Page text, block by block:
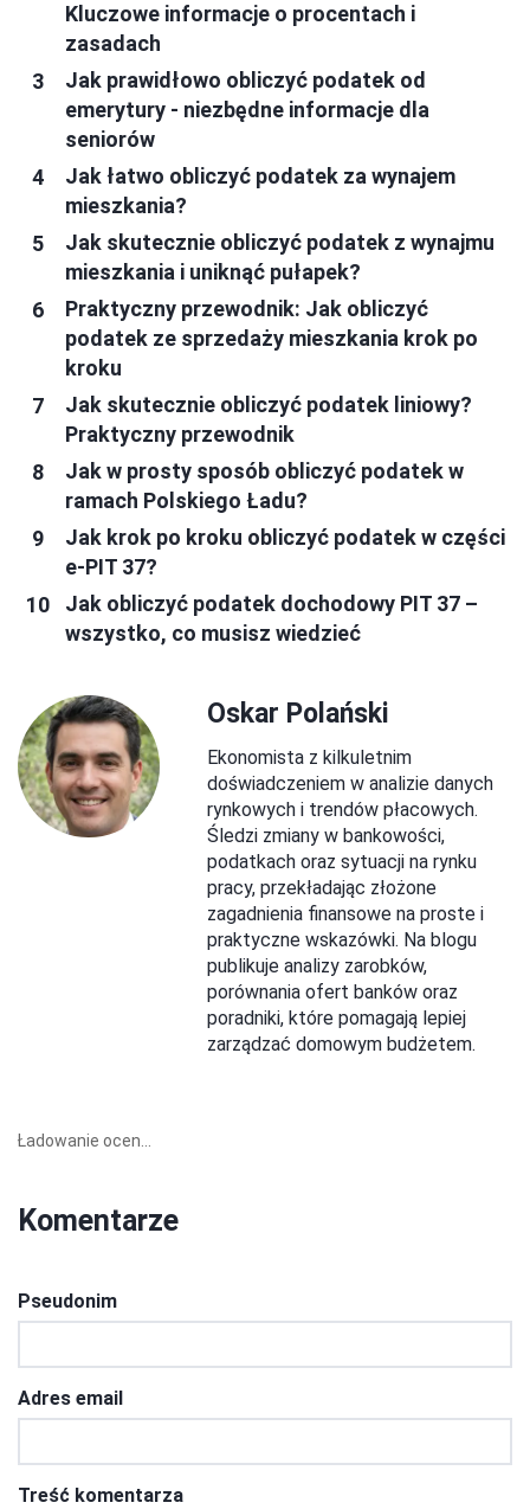
Kluczowe informacje o procentach i
zasadach
Jak prawidłowo obliczyć podatek od
emerytury - niezbędne informacje dla
seniorów
Jak łatwo obliczyć podatek za wynajem
mieszkania?
Jak skutecznie obliczyć podatek z wynajmu
mieszkania i uniknąć pułapek?
Praktyczny przewodnik: Jak obliczyć
podatek ze sprzedaży mieszkania krok po
kroku
Jak skutecznie obliczyć podatek liniowy?
Praktyczny przewodnik
Jak w prosty sposób obliczyć podatek w
ramach Polskiego Ładu?
Jak krok po kroku obliczyć podatek w części
e-PIT 37?
Jak obliczyć podatek dochodowy PIT 37 –
wszystko, co musisz wiedzieć
Oskar Polański
Ekonomista z kilkuletnim
doświadczeniem w analizie danych
rynkowych i trendów płacowych.
Śledzi zmiany w bankowości,
podatkach oraz sytuacji na rynku
pracy, przekładając złożone
zagadnienia finansowe na proste i
praktyczne wskazówki. Na blogu
publikuje analizy zarobków,
porównania ofert banków oraz
poradniki, które pomagają lepiej
zarządzać domowym budżetem.
Ładowanie ocen...
Komentarze
Pseudonim
Adres email
Treść komentarza